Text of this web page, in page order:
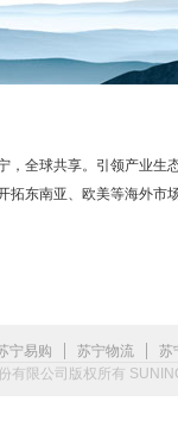
，全球共享。引领产业生
拓东南亚、欧美等海外市
宁易购 | 苏宁物流 |
苏
限公司版权所有